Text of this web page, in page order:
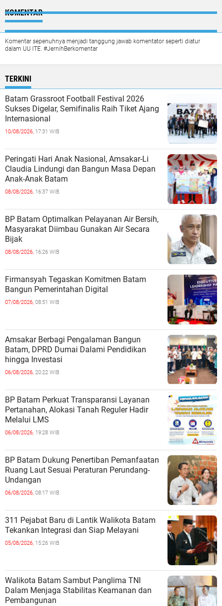
KOMENTAR
Komentar sepenuhnya menjadi tanggung jawab komentator seperti diatur
dalam UU ITE. #JernihBerkomentar
TERKINI
Batam Grassroot Football Festival 2026
Sukses Digelar, Semifinalis Raih Tiket Ajang
Internasional
10/08/2026, 17:31 WIB
Peringati Hari Anak Nasional, Amsakar-Li
Claudia Lindungi dan Bangun Masa Depan
Anak-Anak Batam
08/08/2026, 16:37 WIB
BP Batam Optimalkan Pelayanan Air Bersih,
Masyarakat Diimbau Gunakan Air Secara
Bijak
08/08/2026, 16:26 WIB
Firmansyah Tegaskan Komitmen Batam
Bangun Pemerintahan Digital
07/08/2026, 08:51 WIB
Amsakar Berbagi Pengalaman Bangun
Batam, DPRD Dumai Dalami Pendidikan
hingga Investasi
06/08/2026, 20:22 WIB
BP Batam Perkuat Transparansi Layanan
Pertanahan, Alokasi Tanah Reguler Hadir
Melalui LMS
06/08/2026, 19:28 WIB
BP Batam Dukung Penertiban Pemanfaatan
Ruang Laut Sesuai Peraturan Perundang-
Undangan
06/08/2026, 08:17 WIB
311 Pejabat Baru di Lantik Walikota Batam
Tekankan Integrasi dan Siap Melayani
05/08/2026, 15:26 WIB
Walikota Batam Sambut Panglima TNI
Dalam Menjaga Stabilitas Keamanan dan
Pembangunan